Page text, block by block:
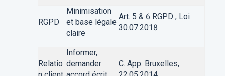
RGPD
Minimisation
et base légale
claire
Art. 5 & 6 RGPD ; Loi
30.07.2018
Relatio
Informer,
demander
C. App. Bruxelles,